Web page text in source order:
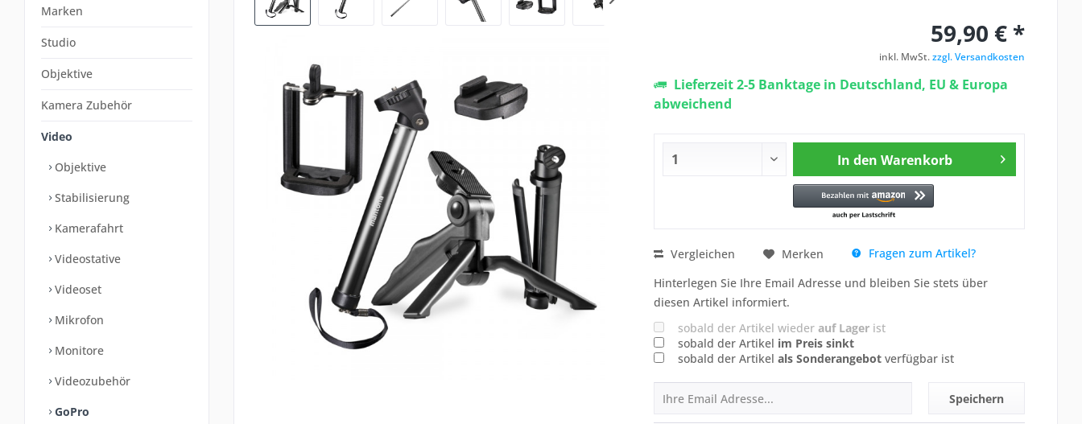
Marken
Studio
Objektive
Kamera Zubehör
Video
Objektive
Stabilisierung
Kamerafahrt
Videostative
Videoset
Mikrofon
Monitore
Videozubehör
GoPro
59,90 € *
inkl. MwSt.zzgl. Versandkosten
Lieferzeit 2-5 Banktage in Deutschland, EU & Europa
abweichend
In den Warenkorb
Vergleichen Merken
Fragen zum Artikel?
Hinterlegen Sie Ihre Email Adresse und bleiben Sie stets über
diesen Artikel informiert.
sobald der Artikel wieder auf Lagerist
sobald der Artikel im Preis sinkt
sobald der Artikel als Sonderangebotverfügbar ist
Speichern